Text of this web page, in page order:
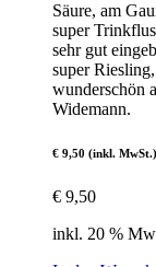
Säure, am
super
sehr gut
super
wunderschön
Widemann.
€ 9,50 (inkl. MwSt.)
€ 9,50
inkl. 20 %